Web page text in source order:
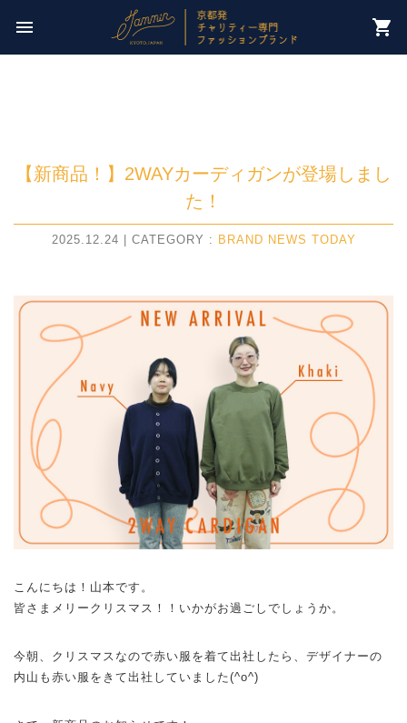
今週のチャリティー先は
【 NPO法人パレスチナ子どものキャンペーン 】
menu shopping_cart
【新商品！】2WAYカーディガンが登場しまし
た！
2025.12.24 | CATEGORY : BRAND NEWS TODAY
こんにちは！山本です。
皆さまメリークリスマス！！いかがお過ごしでしょうか。
今朝、クリスマスなので赤い服を着て出社したら、デザイナーの
内山も赤い服をきて出社していました(^o^)